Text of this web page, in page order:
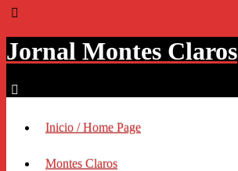
Jornal Montes Claros
Inicio / Home Page
Montes Claros